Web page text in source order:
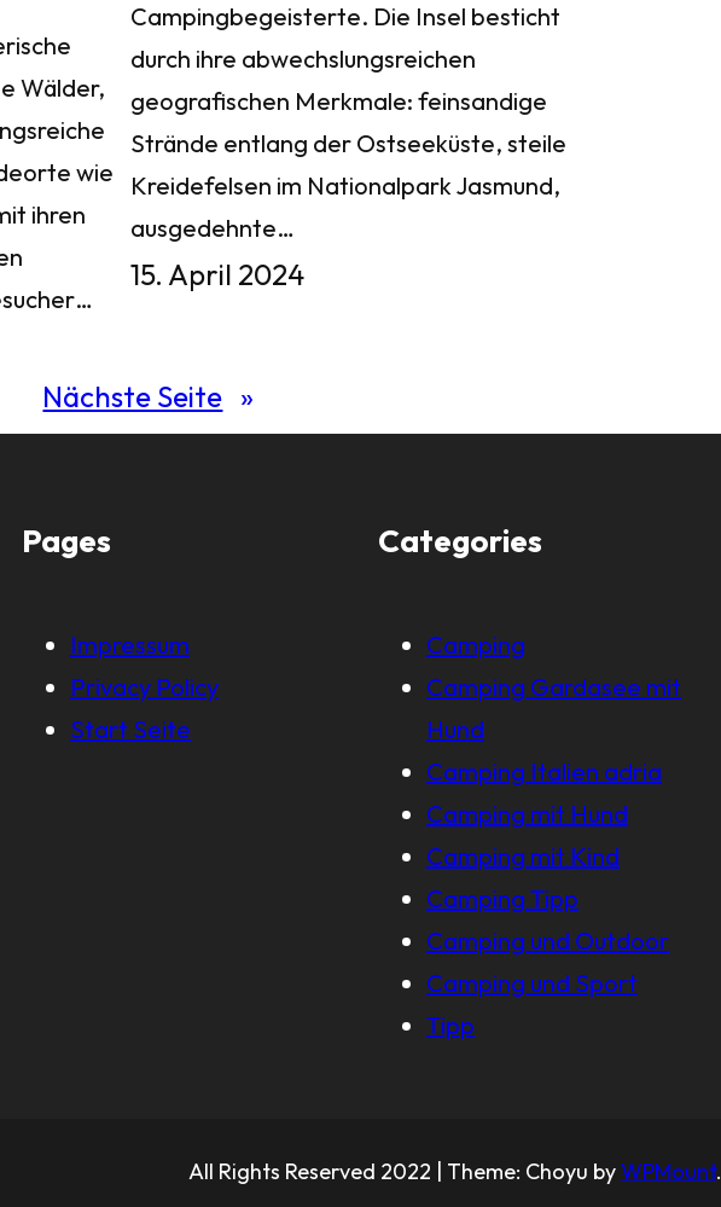
Wälder,
wie
ihren
Campingbegeisterte. Die Insel besticht
durch ihre abwechslungsreichen
geografischen Merkmale: feinsandige
Strände entlang der Ostseeküste, steile
Kreidefelsen im Nationalpark Jasmund,
ausgedehnte…
15. April 2024
Nächste Seite »
Pages
Impressum
Privacy Policy
Start Seite
Categories
Camping
Camping Gardasee mit
Hund
Camping Italien adria
Camping mit Hund
Camping mit Kind
Camping Tipp
Camping und Outdoor
Camping und Sport
Tipp
All Rights Reserved 2022 | Theme: Choyu byWPMount.